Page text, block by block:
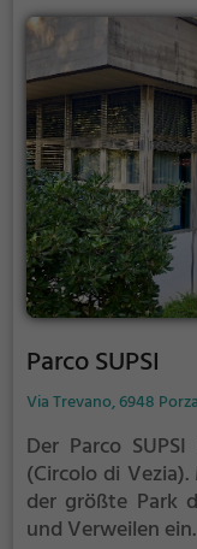
Parco SUPSI
Via Trevano, 6948 Porza
Der Parco
(Circolo di Vezia).
der größte Park
und Verweilen ein.